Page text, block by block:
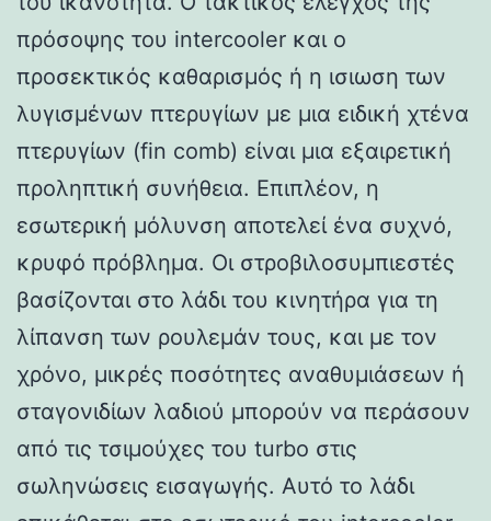
πρόσοψης του intercooler και ο
προσεκτικός καθαρισμός ή η ισιωση των
λυγισμένων πτερυγίων με μια ειδική χτένα
πτερυγίων (fin comb) είναι μια εξαιρετική
προληπτική συνήθεια. Επιπλέον, η
εσωτερική μόλυνση αποτελεί ένα συχνό,
κρυφό πρόβλημα. Οι στροβιλοσυμπιεστές
βασίζονται στο λάδι του κινητήρα για τη
λίπανση των ρουλεμάν τους, και με τον
χρόνο, μικρές ποσότητες αναθυμιάσεων ή
σταγονιδίων λαδιού μπορούν να περάσουν
από τις τσιμούχες του turbo στις
σωληνώσεις εισαγωγής. Αυτό το λάδι